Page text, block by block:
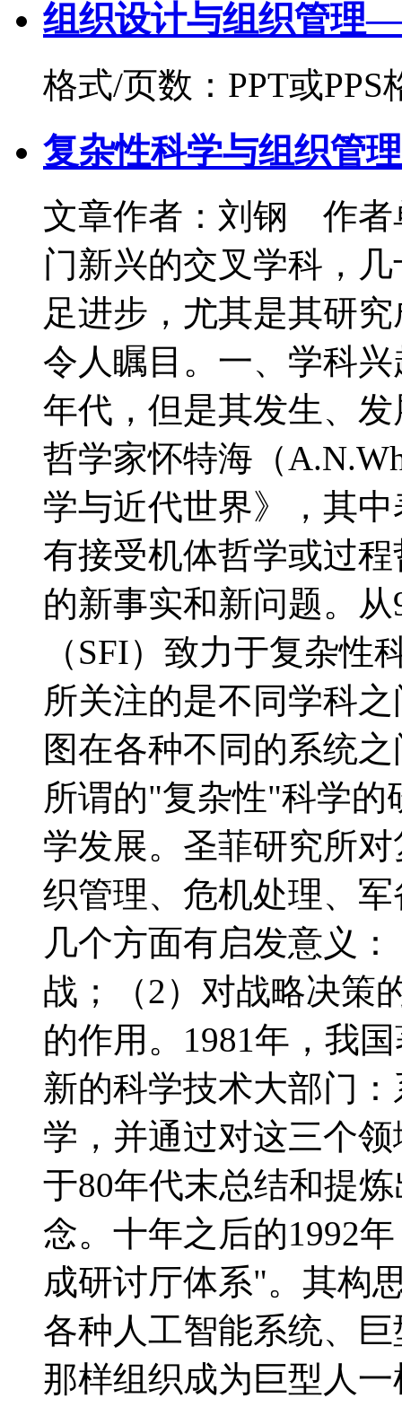
组织设计与组织管理
格式/页数：PPT或PPS
复杂性科学与组织管理
文章作者：刘钢 作
门新兴的交叉学科，
足进步，尤其是其研
令人瞩目。一、学科
年代，但是其发生、
哲学家怀特海（
学与近代世界》，其
有接受机体哲学或过
的新事实和新问题。
（SFI）致力于复杂
所关注的是不同学科
图在各种不同的系统
所谓的"复杂性"科学的
学发展。圣菲研究所
织管理、危机处理、
几个方面有启发意义
战；（2）对战略决策
的作用。1981年，我
新的科学技术大部门
学，并通过对这三个
于80年代末总结和提
念。十年之后的1992
成研讨厅体系"。其构
各种人工智能系统、
那样组织成为巨型人